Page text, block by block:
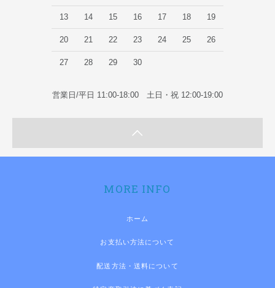
13 14 15 16 17 18 19
20 21 22 23 24 25 26
27 28 29 30
営業日/平日 11:00-18:00 土日・祝 12:00-19:00
MORE INFO
ホーム
お支払い方法について
配送方法・送料について